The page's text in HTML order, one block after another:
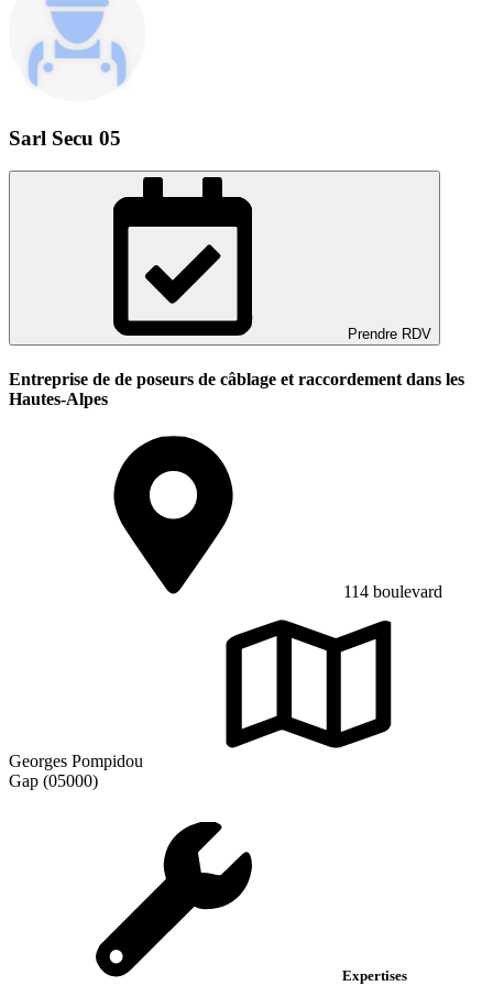
Sarl Secu 05
Prendre RDV
Entreprise de de poseurs de câblage et raccordement dans les
Hautes-Alpes
114 boulevard
Georges Pompidou
Gap (05000)
Expertises